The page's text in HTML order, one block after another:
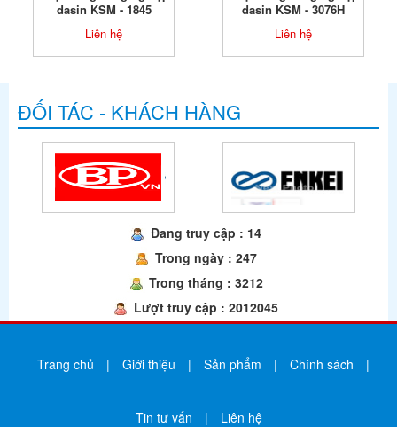
dasin KSM - 1845
Liên hệ
dasin KSM - 3076H
Liên hệ
ĐỐI TÁC - KHÁCH HÀNG
Đang truy cập : 14
Trong ngày : 247
Trong tháng : 3212
Lượt truy cập : 2012045
Trang chủ | Giới thiệu | Sản phẩm | Chính sách |
Tin tư vấn | Liên hệ